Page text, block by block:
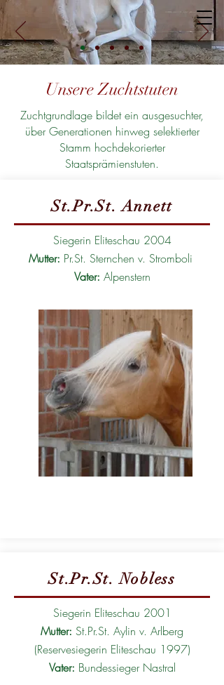
Unsere Zuchtstuten
Zuchtgrundlage bildet ein ausgesuchter,
über Generationen hinweg selektierter
Stamm hochdekorierter
Staatsprämienstuten.
St.Pr.St. Annett
Siegerin Eliteschau 2004
Mutter: Pr.St. Sternchen v. Stromboli
Vater: Alpenstern
St.Pr.St. Nobless
Siegerin Eliteschau 2001
Mutter: St.Pr.St. Aylin v. Arlberg
(Reservesiegerin Eliteschau 1997)
Vater: Bundessieger Nastral